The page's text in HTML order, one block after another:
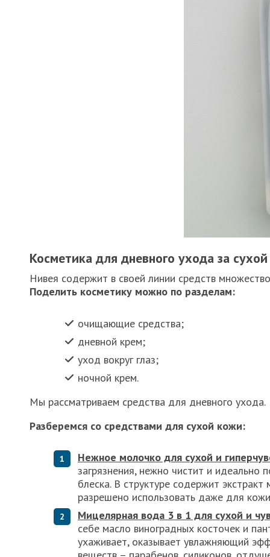
Косметика для дневного ухода за
Нивея содержит в своей линии средств
Поделить косметику можно по разделам:
очищающие средства;
дневной крем;
уход вокруг глаз;
ночной крем.
Мы рассматриваем средства для дневного ухода.
Разберемся со средствами для сухой кожи:
Нежное молочко для сухой и
загрязнения, нежно чистит и
блеска. В структуре содержит
разрешено использовать даже для кожи
Мицелярная вода 3 в 1 для сухой и
себе масло виноградных косточек и
ухаживает, оказывает увлажняющий